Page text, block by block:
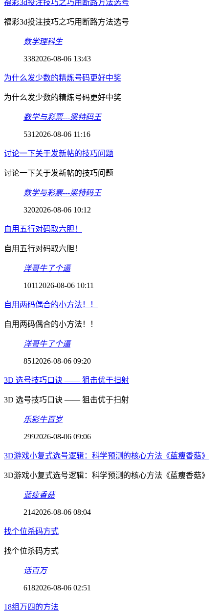
福彩3d投注技巧之巧用断路方法选号
福彩3d投注技巧之巧用断路方法选号
数学理科生
3382026-08-06 13:43
为什么发少数的精炼号码更好中奖
为什么发少数的精炼号码更好中奖
数学与彩票---梁特码王
531 2026-08-06 11:16
讨论一下关于发新帖的技巧问题
讨论一下关于发新帖的技巧问题
数学与彩票---梁特码王
3202026-08-06 10:12
自用五行对码取六胆！
自用五行对码取六胆！
洋哥牛了个逼
1011 2026-08-06 10:11
自用两码偶合的小方法！！
自用两码偶合的小方法！！
洋哥牛了个逼
851 2026-08-06 09:20
3D 选号技巧口诀 —— 狙击优于扫射
3D 选号技巧口诀 —— 狙击优于扫射
乐彩牛百岁
2992026-08-06 09:06
3D游戏小复式选号逻辑：科学预测的核心方法《蓝瘦香菇》
3D游戏小复式选号逻辑：科学预测的核心方法《蓝瘦香菇》
蓝瘦香菇
2142026-08-06 08:04
找个位杀码方式
找个位杀码方式
话百万
6182026-08-06 02:51
18组万四的方法